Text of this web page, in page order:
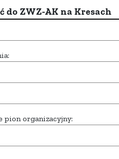
do ZWZ-AK na Kresach
pion organizacyjny: